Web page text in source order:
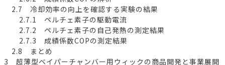
2.7 冷却効率の向上を確認する実験の結果
2.7.1 ペルチェ素子の駆動電流
2.7.2 ペルチェ素子の自己発熱の測定結果
2.7.3 成績係数COPの測定結果
2.8 まとめ
3 超薄型ベイパーチャンバー用ウィックの商品開発と事業展開